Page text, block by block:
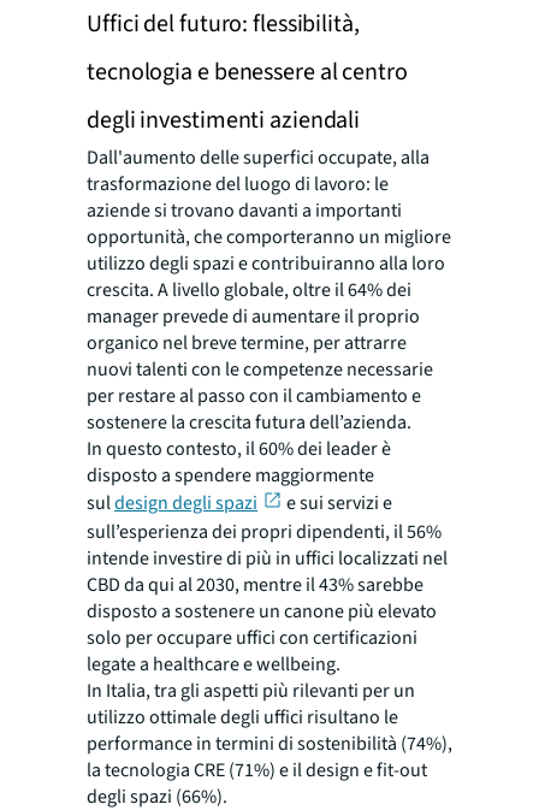
Uffici del futuro: flessibilità,
tecnologia e benessere al centro
degli investimenti aziendali
Dall'aumento delle superfici occupate, alla
trasformazione del luogo di lavoro: le
aziende si trovano davanti a importanti
opportunità, che comporteranno un migliore
utilizzo degli spazi e contribuiranno alla loro
crescita. A livello globale, oltre il 64% dei
manager prevede di aumentare il proprio
organico nel breve termine, per attrarre
nuovi talenti con le competenze necessarie
per restare al passo con il cambiamento e
sostenere la crescita futura dell’azienda.
In questo contesto, il 60% dei leader è
disposto a spendere maggiormente
suldesign degli spazi
e sui servizi e
sull’esperienza dei propri dipendenti, il 56%
intende investire di più in uffici localizzati nel
CBD da qui al 2030, mentre il 43% sarebbe
disposto a sostenere un canone più elevato
solo per occupare uffici con certificazioni
legate a healthcare e wellbeing.
In Italia, tra gli aspetti più rilevanti per un
utilizzo ottimale degli uffici risultano le
performance in termini di sostenibilità (74%),
la tecnologia CRE (71%) e il design e fit-out
degli spazi (66%).